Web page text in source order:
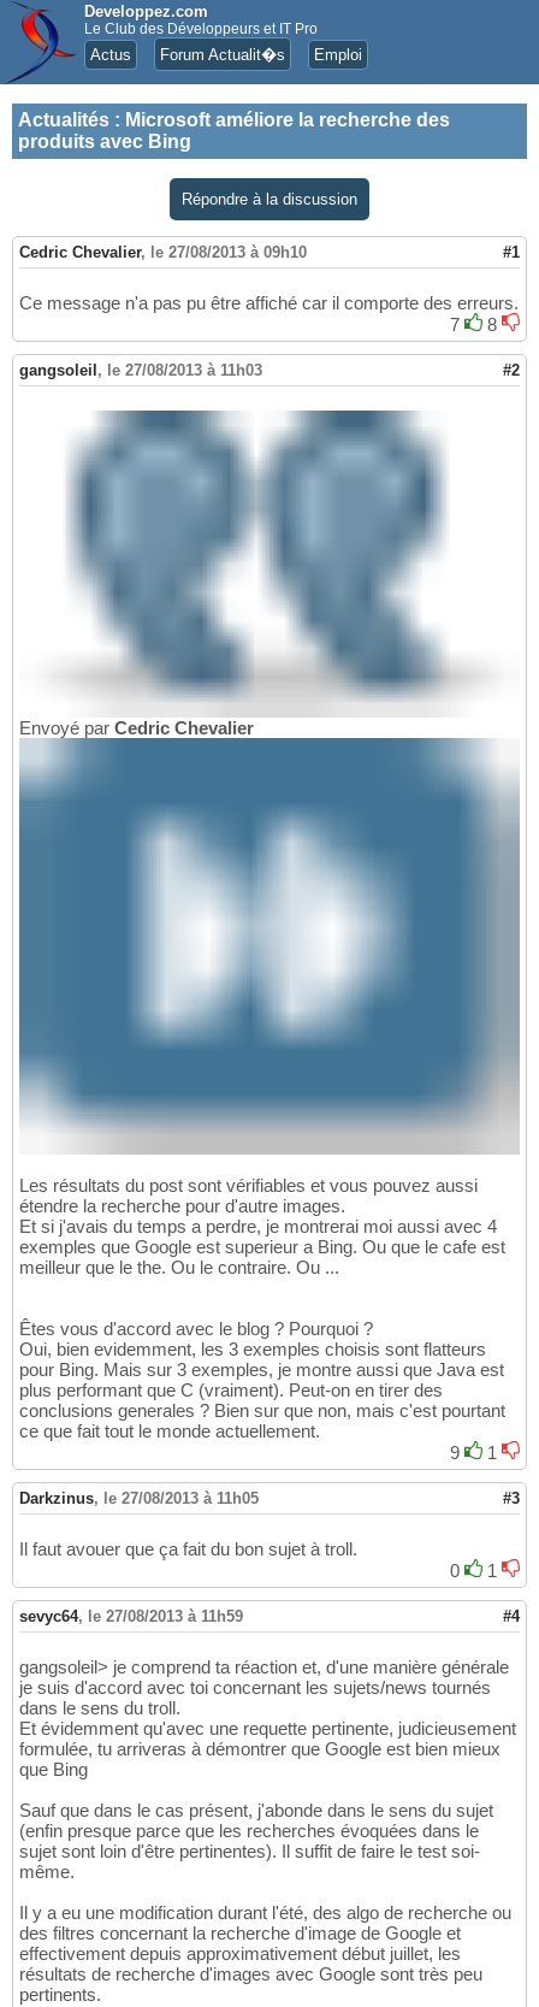
Developpez.com
Le Club des Développeurs et IT Pro
Actus Forum Actualit�s Emploi
Actualités : Microsoft améliore la recherche des
produits avec Bing
Répondre à la discussion
Cedric Chevalier, le 27/08/2013 à 09h10 #1
Ce message n'a pas pu être affiché car il comporte des erreurs.
7
8
gangsoleil , le 27/08/2013 à 11h03 #2
Envoyé par Cedric Chevalier
Les résultats du post sont vérifiables et vous pouvez aussi
étendre la recherche pour d'autre images.
Et si j'avais du temps a perdre, je montrerai moi aussi avec 4
exemples que Google est superieur a Bing. Ou que le cafe est
meilleur que le the. Ou le contraire. Ou ...
Êtes vous d'accord avec le blog ? Pourquoi ?
Oui, bien evidemment, les 3 exemples choisis sont flatteurs
pour Bing. Mais sur 3 exemples, je montre aussi que Java est
plus performant que C (vraiment). Peut-on en tirer des
conclusions generales ? Bien sur que non, mais c'est pourtant
ce que fait tout le monde actuellement.
9
1
Darkzinus, le 27/08/2013 à 11h05 #3
Il faut avouer que ça fait du bon sujet à troll.
0
1
sevyc64, le 27/08/2013 à 11h59 #4
gangsoleil> je comprend ta réaction et, d'une manière générale
je suis d'accord avec toi concernant les sujets/news tournés
dans le sens du troll.
Et évidemment qu'avec une requette pertinente, judicieusement
formulée, tu arriveras à démontrer que Google est bien mieux
que Bing
Sauf que dans le cas présent, j'abonde dans le sens du sujet
(enfin presque parce que les recherches évoquées dans le
sujet sont loin d'être pertinentes). Il suffit de faire le test soi-
même.
Il y a eu une modification durant l'été, des algo de recherche ou
des filtres concernant la recherche d'image de Google et
effectivement depuis approximativement début juillet, les
résultats de recherche d'images avec Google sont très peu
pertinents.